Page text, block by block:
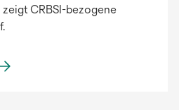
CRBSI-bezogene